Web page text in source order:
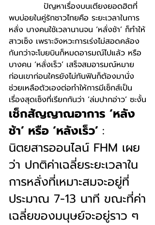
ปัญหาเรื่องบนเตียงยอดฮิตที่
พบบ่อยในคู่รักชาวไทยคือ ระยะเวลาในการ
หลั่ง บางคนใช้เวลานานจน ‘หลั่งช้า’ ก็ทำให้
สาวเซ็ง เพราะจังหวะการเร่งไม่สอดคล้อง
กันกว่าจะโบยบินก็หมดอารมณ์ไปแล้ว หรือ
บางคน ‘หลั่งเร็ว’ เสร็จสมอารมณ์หมาย
ก่อนเขาก่อนใครยังไม่ทันฟินก็ต้องมานั่ง
ช่วยเหลือตัวเองต่อทำให้การมีเซ็กส์เป็น
เรื่องสุดเซ็งที่เรียกกันว่า ‘ล่มปากอ่าว’ ซะงั้น
เช็กสัญญาณอาการ ‘หลัง
ช้า’ หรือ ‘หลังเร็ว’ :
นิตยสารออนไลน์ FHM เผย
ว่า ปกติค่าเฉลี่ยระยะเวลาใน
การหลั่งที่เหมาะสมจะอยู่ที่
ประมาณ 7-13 นาที ขณะที่ค่า
เฉลี่ยของมนุษย์จะอยู่ราว ๆ